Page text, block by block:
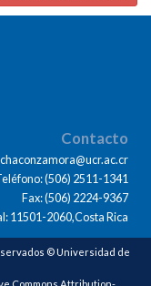
Contacto
(506) 2511-1341
Fax: (506) 2224-9367
11501-2060,Costa Rica
© Universidad de